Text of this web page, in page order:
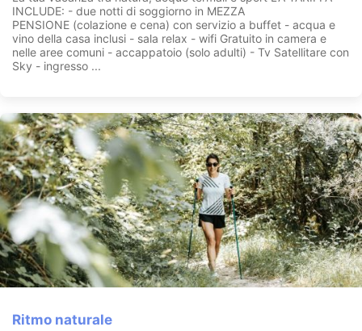
Intrattenimento e giochi saranno all’ordine del giorno in
compagnia del nostro staff dedicato e di un padrone di casa
molto speciale: Gnomo Mentino!
Presso la nostra struttura troverete tutto il necessario per il
confort dei vostri bimbi: seggioloni per la pappa, culle e
CIN:IT040001A12U7JOWPA
INCLUDE: - due notti di soggiorno in MEZZA
PENSIONE (colazione e cena) con servizio a buffet - acqua e
vino della casa inclusi - sala relax - wifi Gratuito in camera e
nelle aree comuni - accappatoio (solo adulti) - Tv Satellitare con
Sky - ingresso ...
Ritmo naturale